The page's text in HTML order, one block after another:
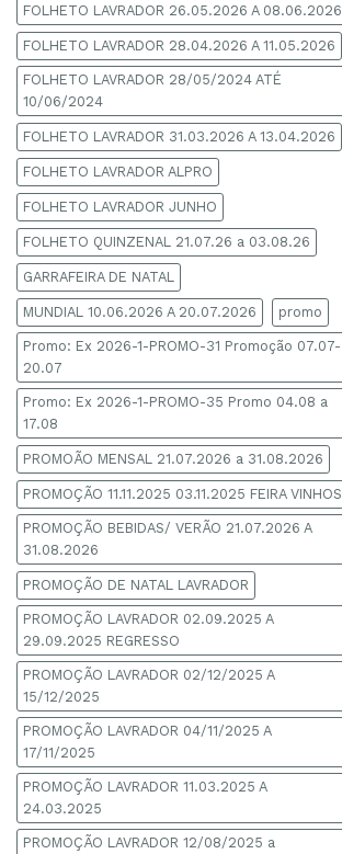
FOLHETO LAVRADOR 26.05.2026 A 08.06.2026
FOLHETO LAVRADOR 28.04.2026 A 11.05.2026
FOLHETO LAVRADOR 28/05/2024 ATÉ
10/06/2024
FOLHETO LAVRADOR 31.03.2026 A 13.04.2026
FOLHETO LAVRADOR ALPRO
FOLHETO LAVRADOR JUNHO
FOLHETO QUINZENAL 21.07.26 a 03.08.26
GARRAFEIRA DE NATAL
MUNDIAL 10.06.2026 A 20.07.2026 promo
Promo: Ex 2026-1-PROMO-31 Promoção 07.07-
20.07
Promo: Ex 2026-1-PROMO-35 Promo 04.08 a
17.08
PROMOÃO MENSAL 21.07.2026 a 31.08.2026
PROMOÇÃO 11.11.2025 03.11.2025 FEIRA VINHOS
PROMOÇÃO BEBIDAS/ VERÃO 21.07.2026 A
31.08.2026
PROMOÇÃO DE NATAL LAVRADOR
PROMOÇÃO LAVRADOR 02.09.2025 A
29.09.2025 REGRESSO
PROMOÇÃO LAVRADOR 02/12/2025 A
15/12/2025
PROMOÇÃO LAVRADOR 04/11/2025 A
17/11/2025
PROMOÇÃO LAVRADOR 11.03.2025 A
24.03.2025
PROMOÇÃO LAVRADOR 12/08/2025 a